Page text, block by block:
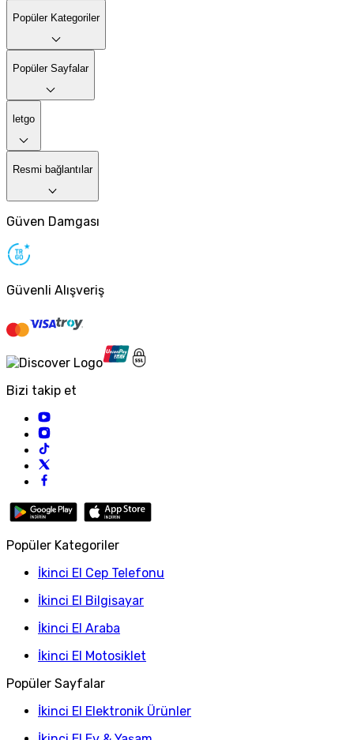
Popüler Kategoriler
Popüler Sayfalar
letgo
Resmi bağlantılar
Güven Damgası
Güvenli Alışveriş
Bizi takip et
Popüler Kategoriler
İkinci El Cep Telefonu
İkinci El Bilgisayar
İkinci El Araba
İkinci El Motosiklet
Popüler Sayfalar
İkinci El Elektronik Ürünler